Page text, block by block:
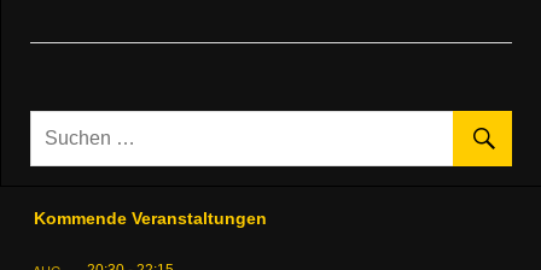
Kommende Veranstaltungen